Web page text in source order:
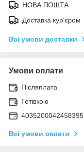
НОВА ПОШТА
Доставка кур'єром
Всі умови доставки
Умови оплати
Післяплата
Готівкою
4035200042458395
Всі умови оплати